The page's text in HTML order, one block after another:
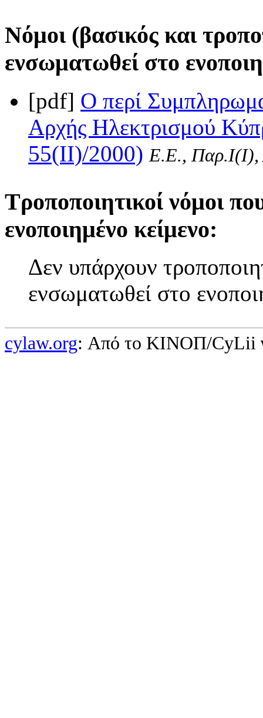
Νόμοι (βασικός και
ενσωματωθεί στο
[pdf] Ο περί
Αρχής Ηλεκτρισμού
55(II)/2000) Ε.Ε., Παρ.Ι(I),
Τροποποιητικοί νόμοι
ενοποιημένο κείμενο:
Δεν υπάρχουν
ενσωματωθεί στο
cylaw.org: Από το ΚΙΝOΠ/CyLii